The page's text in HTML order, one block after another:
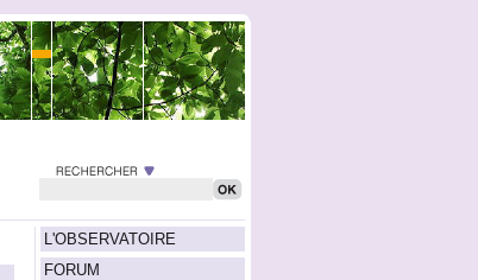
L'OBSERVATOIRE
FORUM